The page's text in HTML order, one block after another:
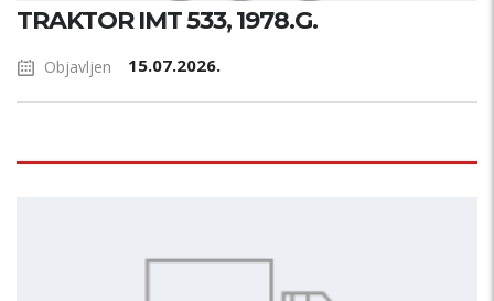
TRAKTOR IMT 533, 1978.G.
Objavljen 15.07.2026.